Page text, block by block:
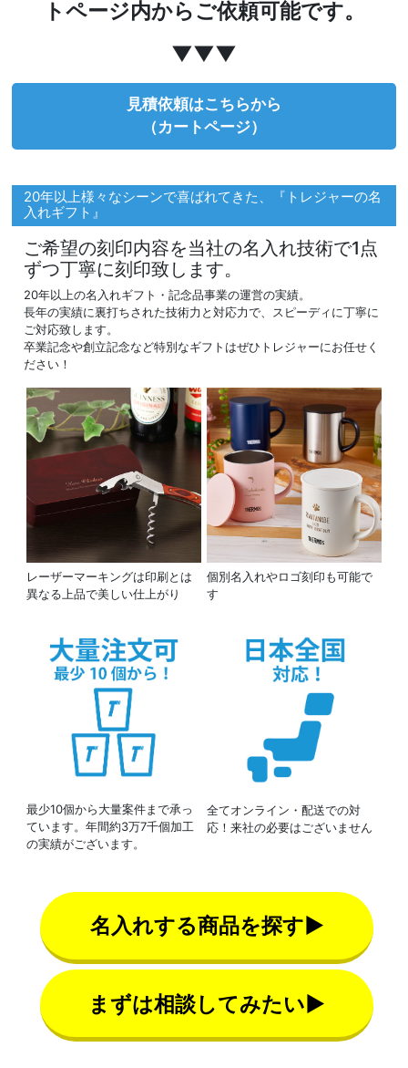
トページ内からご依頼可能です。
▼▼▼
見積依頼はこちらから
（カートページ）
20年以上様々なシーンで喜ばれてきた、『トレジャーの名
入れギフト』
ご希望の刻印内容を当社の名入れ技術で1点
ずつ丁寧に刻印致します。
20年以上の名入れギフト・記念品事業の運営の実績。
長年の実績に裏打ちされた技術力と対応力で、スピーディに丁寧に
ご対応致します。
卒業記念や創立記念など特別なギフトはぜひトレジャーにお任せく
ださい！
レーザーマーキングは印刷とは
異なる上品で美しい仕上がり
個別名入れやロゴ刻印も可能で
す
最少10個から大量案件まで承っ
ています。年間約3万7千個加工
の実績がございます。
全てオンライン・配送での対
応！来社の必要はございません
名入れする商品を探す▶
まずは相談してみたい▶